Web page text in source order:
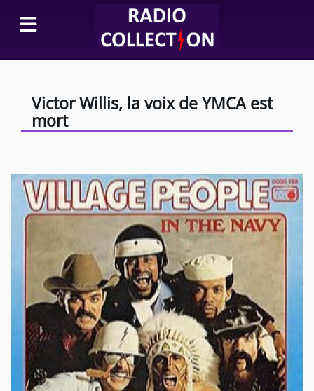
Victor Willis, la voix de YMCA est
mort